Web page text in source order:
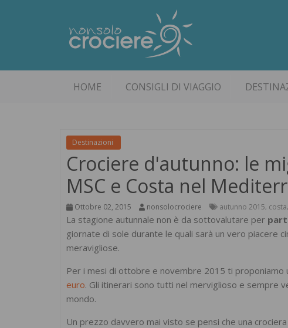
HOME CONSIGLI DI VIAGGIO
Destinazioni
Crociere d'autunno: le
MSC e Costa nel
Ottobre 02, 2015 nonsolocrociere autunno 2015, costa,
La stagione autunnale non è da sottovalutare per
giornate di sole durante le quali sarà un vero piacere
meravigliose.
Per i mesi di ottobre e novembre 2015 ti proponiamo
euro. Gli itinerari sono tutti nel merviglioso e sempre
mondo.
Un prezzo davvero mai visto se pensi che una